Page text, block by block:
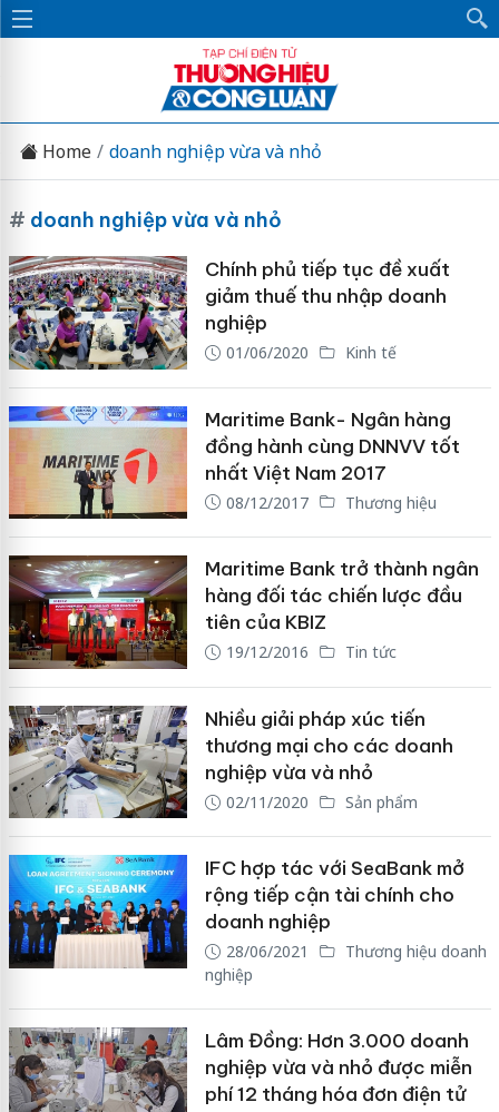
Home doanh nghiệp vừa và nhỏ
# doanh nghiệp vừa và nhỏ
Chính phủ tiếp tục đề xuất
giảm thuế thu nhập doanh
nghiệp
01/06/2020 Kinh tế
Maritime Bank- Ngân hàng
đồng hành cùng DNNVV tốt
nhất Việt Nam 2017
08/12/2017 Thương hiệu
Maritime Bank trở thành ngân
hàng đối tác chiến lược đầu
tiên của KBIZ
19/12/2016 Tin tức
Nhiều giải pháp xúc tiến
thương mại cho các doanh
nghiệp vừa và nhỏ
02/11/2020 Sản phẩm
IFC hợp tác với SeaBank mở
rộng tiếp cận tài chính cho
doanh nghiệp
28/06/2021
Thương hiệu doanh
nghiệp
Lâm Đồng: Hơn 3.000 doanh
nghiệp vừa và nhỏ được miễn
phí 12 tháng hóa đơn điện tử